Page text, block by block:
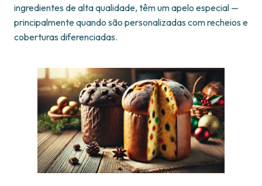
ingredientes de alta qualidade, têm um apelo especial —
principalmente quando são personalizadas com recheios e
coberturas diferenciadas.